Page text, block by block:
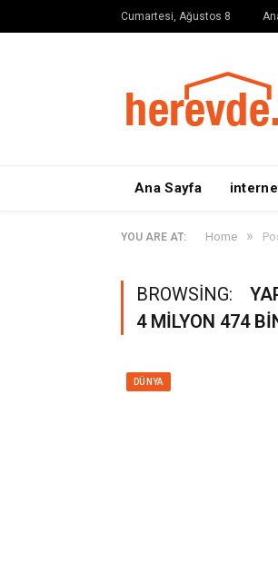
Cumartesi, Ağustos 8
Ana Sayfa
YOU ARE AT: Home »
BROWSING:
4 MILYON 474
DÜNYA